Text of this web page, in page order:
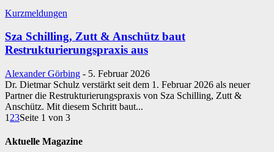
Kurzmeldungen
Sza Schilling, Zutt & Anschütz baut
Restrukturierungspraxis aus
Alexander Görbing - 5. Februar 2026
Dr. Dietmar Schulz verstärkt seit dem 1. Februar 2026 als neuer
Partner die Restrukturierungspraxis von Sza Schilling, Zutt &
Anschütz. Mit diesem Schritt baut...
1 23Seite 1 von 3
Aktuelle Magazine